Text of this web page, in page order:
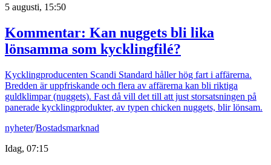
5 augusti, 15:50
Kommentar: Kan nuggets bli lika
lönsamma som kycklingfilé?
Kycklingproducenten Scandi Standard håller hög fart i affärerna.
Bredden är uppfriskande och flera av affärerna kan bli riktiga
guldklimpar (nuggets). Fast då vill det till att just storsatsningen på
panerade kycklingprodukter, av typen chicken nuggets, blir lönsam.
nyheter/Bostadsmarknad
Idag, 07:15